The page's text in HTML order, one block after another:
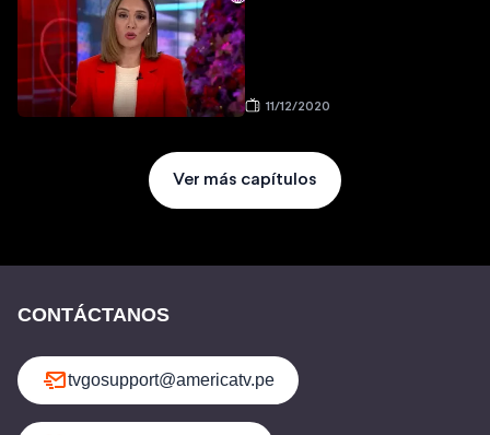
11/12/2020
Ver más capítulos
CONTÁCTANOS
tvgosupport@americatv.pe